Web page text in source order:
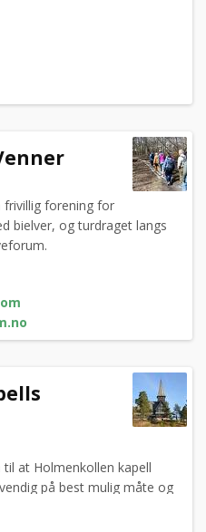
frivillig forening for
bielver, og turdraget langs
at Holmenkollen kapell
på best mulig måte og
flere ganger i